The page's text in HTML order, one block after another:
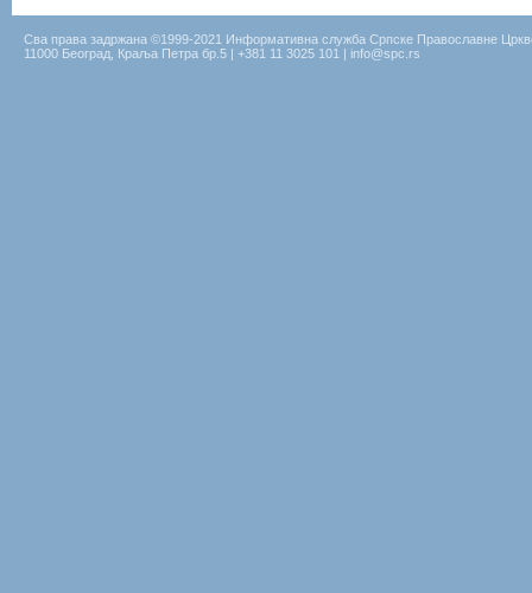
Сва права задржана ©1999-2021 Информативна служба Српске Православне
11000 Београд, Краља Петра бр.5 | +381 11 3025 101 | info@spc.rs